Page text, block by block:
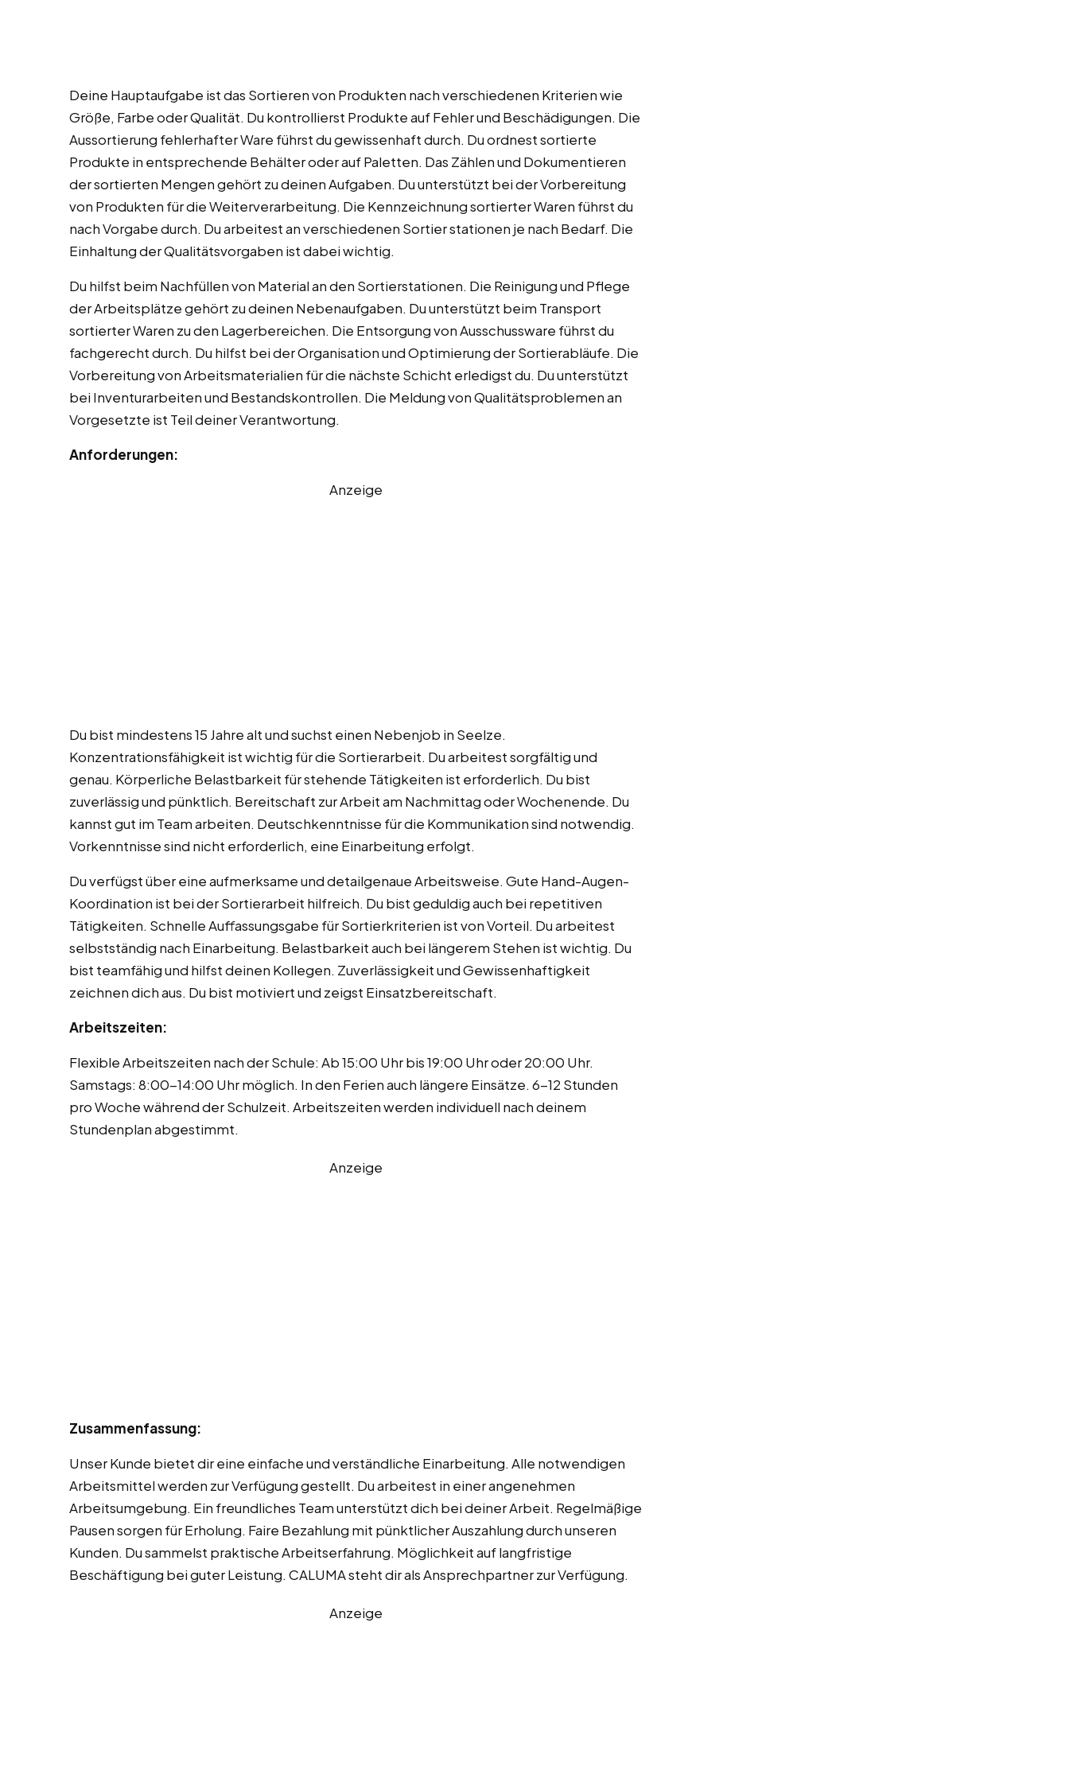
Deine Hauptaufgabe ist das Sortieren von Produkten nach verschiedenen Kriterien wie
Größe, Farbe oder Qualität. Du kontrollierst Produkte auf Fehler und Beschädigungen. Die
Aussortierung fehlerhafter Ware führst du gewissenhaft durch. Du ordnest sortierte
Produkte in entsprechende Behälter oder auf Paletten. Das Zählen und Dokumentieren
der sortierten Mengen gehört zu deinen Aufgaben. Du unterstützt bei der Vorbereitung
von Produkten für die Weiterverarbeitung. Die Kennzeichnung sortierter Waren führst du
nach Vorgabe durch. Du arbeitest an verschiedenen Sortier stationen je nach Bedarf. Die
Einhaltung der Qualitätsvorgaben ist dabei wichtig.
Du hilfst beim Nachfüllen von Material an den Sortierstationen. Die Reinigung und Pflege
der Arbeitsplätze gehört zu deinen Nebenaufgaben. Du unterstützt beim Transport
sortierter Waren zu den Lagerbereichen. Die Entsorgung von Ausschussware führst du
fachgerecht durch. Du hilfst bei der Organisation und Optimierung der Sortierabläufe. Die
Vorbereitung von Arbeitsmaterialien für die nächste Schicht erledigst du. Du unterstützt
bei Inventurarbeiten und Bestandskontrollen. Die Meldung von Qualitätsproblemen an
Vorgesetzte ist Teil deiner Verantwortung.
Anforderungen:
Anzeige
Du bist mindestens 15 Jahre alt und suchst einen Nebenjob in Seelze.
Konzentrationsfähigkeit ist wichtig für die Sortierarbeit. Du arbeitest sorgfältig und
genau. Körperliche Belastbarkeit für stehende Tätigkeiten ist erforderlich. Du bist
zuverlässig und pünktlich. Bereitschaft zur Arbeit am Nachmittag oder Wochenende. Du
kannst gut im Team arbeiten. Deutschkenntnisse für die Kommunikation sind notwendig.
Vorkenntnisse sind nicht erforderlich, eine Einarbeitung erfolgt.
Du verfügst über eine aufmerksame und detailgenaue Arbeitsweise. Gute Hand-Augen-
Koordination ist bei der Sortierarbeit hilfreich. Du bist geduldig auch bei repetitiven
Tätigkeiten. Schnelle Auffassungsgabe für Sortierkriterien ist von Vorteil. Du arbeitest
selbstständig nach Einarbeitung. Belastbarkeit auch bei längerem Stehen ist wichtig. Du
bist teamfähig und hilfst deinen Kollegen. Zuverlässigkeit und Gewissenhaftigkeit
zeichnen dich aus. Du bist motiviert und zeigst Einsatzbereitschaft.
Arbeitszeiten:
Flexible Arbeitszeiten nach der Schule: Ab 15:00 Uhr bis 19:00 Uhr oder 20:00 Uhr.
Samstags: 8:00-14:00 Uhr möglich. In den Ferien auch längere Einsätze. 6-12 Stunden
pro Woche während der Schulzeit. Arbeitszeiten werden individuell nach deinem
Stundenplan abgestimmt.
Anzeige
Zusammenfassung:
Unser Kunde bietet dir eine einfache und verständliche Einarbeitung. Alle notwendigen
Arbeitsmittel werden zur Verfügung gestellt. Du arbeitest in einer angenehmen
Arbeitsumgebung. Ein freundliches Team unterstützt dich bei deiner Arbeit. Regelmäßige
Pausen sorgen für Erholung. Faire Bezahlung mit pünktlicher Auszahlung durch unseren
Kunden. Du sammelst praktische Arbeitserfahrung. Möglichkeit auf langfristige
Beschäftigung bei guter Leistung. CALUMA steht dir als Ansprechpartner zur Verfügung.
Anzeige